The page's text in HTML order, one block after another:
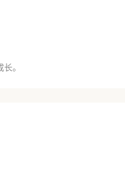
。